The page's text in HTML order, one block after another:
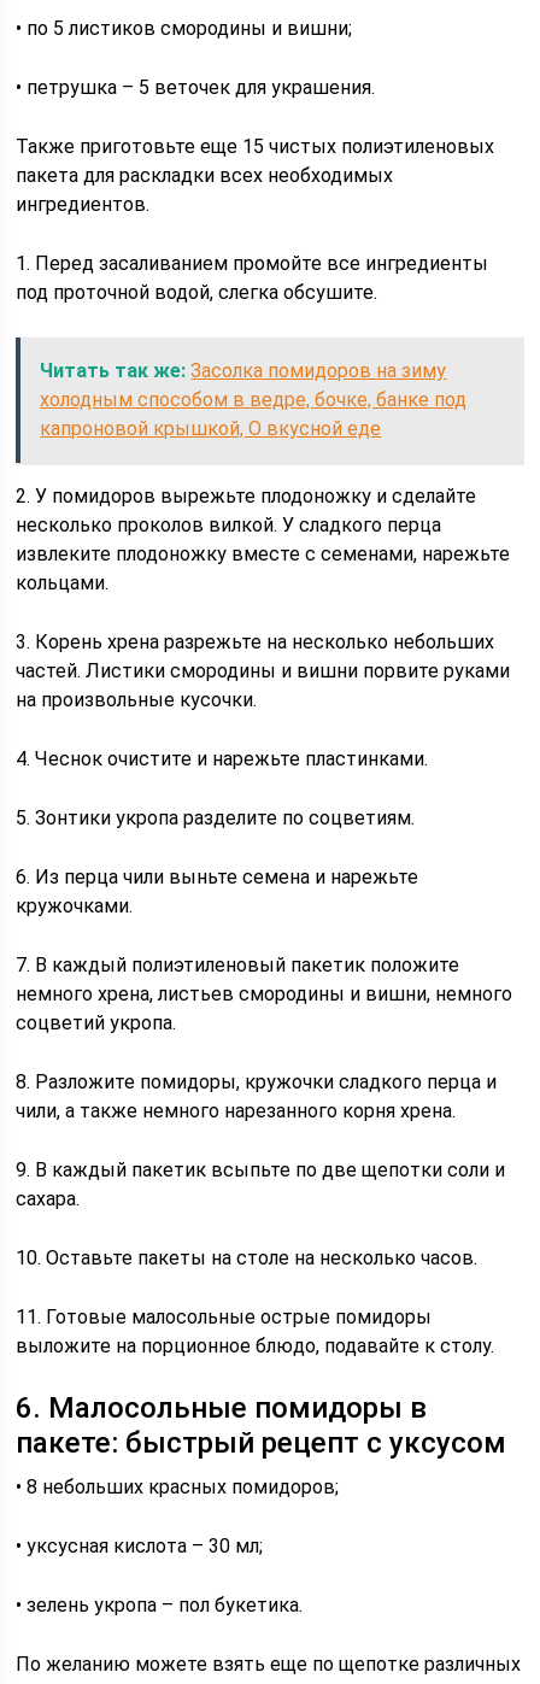
• по 5 листиков смородины и вишни;
• петрушка – 5 веточек для украшения.
Также приготовьте еще 15 чистых полиэтиленовых
пакета для раскладки всех необходимых
ингредиентов.
1. Перед засаливанием промойте все ингредиенты
под проточной водой, слегка обсушите.
Читать так же: Засолка помидоров на зиму
холодным способом в ведре, бочке, банке под
капроновой крышкой, О вкусной еде
2. У помидоров вырежьте плодоножку и сделайте
несколько проколов вилкой. У сладкого перца
извлеките плодоножку вместе с семенами, нарежьте
кольцами.
3. Корень хрена разрежьте на несколько небольших
частей. Листики смородины и вишни порвите руками
на произвольные кусочки.
4. Чеснок очистите и нарежьте пластинками.
5. Зонтики укропа разделите по соцветиям.
6. Из перца чили выньте семена и нарежьте
кружочками.
7. В каждый полиэтиленовый пакетик положите
немного хрена, листьев смородины и вишни, немного
соцветий укропа.
8. Разложите помидоры, кружочки сладкого перца и
чили, а также немного нарезанного корня хрена.
9. В каждый пакетик всыпьте по две щепотки соли и
сахара.
10. Оставьте пакеты на столе на несколько часов.
11. Готовые малосольные острые помидоры
выложите на порционное блюдо, подавайте к столу.
6. Малосольные помидоры в
пакете: быстрый рецепт с уксусом
• 8 небольших красных помидоров;
• уксусная кислота – 30 мл;
• зелень укропа – пол букетика.
По желанию можете взять еще по щепотке различных